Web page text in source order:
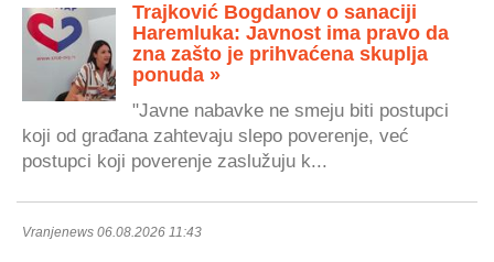
Trajković Bogdanov o sanaciji
Haremluka: Javnost ima pravo da
zna zašto je prihvaćena skuplja
ponuda »
"Javne nabavke ne smeju biti postupci
koji od građana zahtevaju slepo poverenje, već
postupci koji poverenje zaslužuju k...
Vranjenews 06.08.2026 11:43